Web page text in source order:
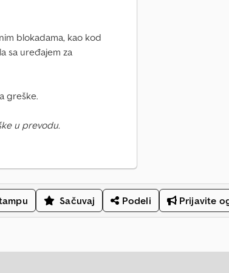
blokadama, kao kod
sa uređajem za
greške.
u prevodu.
Sačuvaj Podeli Prijavite